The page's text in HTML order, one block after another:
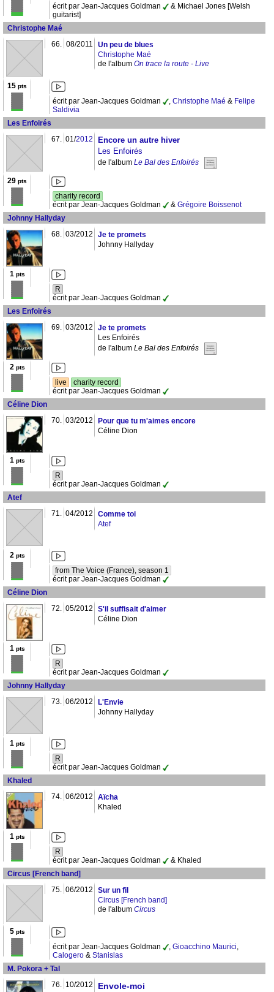
écrit par Jean-Jacques Goldman
& Michael Jones [Welsh
guitarist]
Christophe Maé
66. 08/2011
Un peu de blues
Christophe Maé
de l'album On trace la route - Live
15 pts
écrit par Jean-Jacques Goldman , Christophe Maé & Felipe
Saldivia
Les Enfoirés
67. 01/2012
Encore un autre hiver
Les Enfoirés
de l'album Le Bal des Enfoirés
29 pts
charity record
écrit par Jean-Jacques Goldman
& Grégoire Boissenot
Johnny Hallyday
68. 03/2012
Je te promets
Johnny Hallyday
1pts
R
écrit par Jean-Jacques Goldman
Les Enfoirés
69. 03/2012
Je te promets
Les Enfoirés
de l'album Le Bal des Enfoirés
2pts
live
charity record
écrit par Jean-Jacques Goldman
Céline Dion
70. 03/2012
Pour que tu m'aimes encore
Céline Dion
1pts
R
écrit par Jean-Jacques Goldman
Atef
71. 04/2012
Comme toi
Atef
2pts
from The Voice (France), season 1
écrit par Jean-Jacques Goldman
Céline Dion
72. 05/2012
S'il suffisait d'aimer
Céline Dion
1pts
R
écrit par Jean-Jacques Goldman
Johnny Hallyday
73. 06/2012
L'Envie
Johnny Hallyday
1pts
R
écrit par Jean-Jacques Goldman
Khaled
74. 06/2012
Aïcha
Khaled
1pts
R
écrit par Jean-Jacques Goldman
& Khaled
Circus [French band]
75. 06/2012
Sur un fil
Circus [French band]
de l'album Circus
5pts
écrit par Jean-Jacques Goldman , Gioacchino Maurici,
Calogero & Stanislas
M. Pokora + Tal
76. 10/2012
Envole-moi